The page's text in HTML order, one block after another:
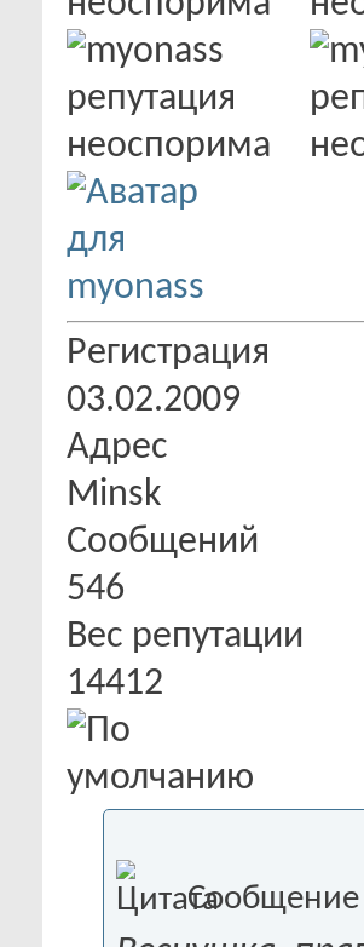
Регистрация
03.02.2009
Адрес
Minsk
Сообщений
546
Вес репутации
14412
Сообщение